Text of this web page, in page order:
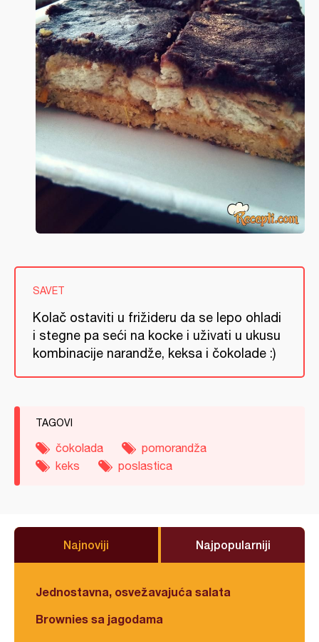
SAVET
Kolač ostaviti u frižideru da se lepo ohladi
i stegne pa seći na kocke i uživati u ukusu
kombinacije narandže, keksa i čokolade :)
TAGOVI
čokolada
pomorandža
keks
poslastica
Najnoviji Najpopularniji
Jednostavna, osvežavajuća salata
Brownies sa jagodama